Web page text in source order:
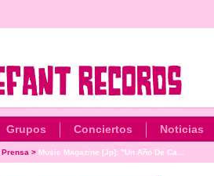
Grupos Conciertos Noticias
Prensa > Music Magazine [Jp]: "Un Año De Ca...